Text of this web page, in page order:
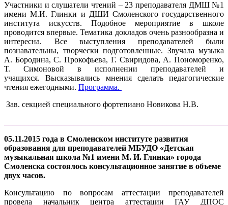
Участники и слушатели чтений – 23 преподавателя ДМШ №1
имени М.И. Глинки и ДШИ Смоленского государственного
института искусств. Подобное мероприятие в школе
проводится впервые. Тематика докладов очень разнообразна и
интересна. Все выступления преподавателей были
познавательны, творчески подготовленные. Звучала музыка
А. Бородина, С. Прокофьева, Г. Свиридова, А. Пономоренко,
Т. Симоновой в исполнении преподавателей и
учащихся. Высказывались мнения сделать педагогические
чтения ежегодными. Программа.
Зав. секцией специального фортепиано Новикова Н.В.
05.11.2015 года в Смоленском институте развития
образования для преподавателей МБУДО «Детская
музыкальная школа №1 имени М. И. Глинки» города
Смоленска состоялось консультационное занятие в объеме
двух часов.
Консультацию по вопросам аттестации преподавателей
провела начальник центра аттестации ГАУ ДПОС